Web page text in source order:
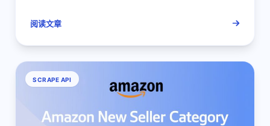
阅读文章
SCRAPE API